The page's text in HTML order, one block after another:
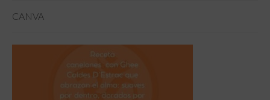
¿Qué es el Ghee Caldes d’Estrac?
CANVA